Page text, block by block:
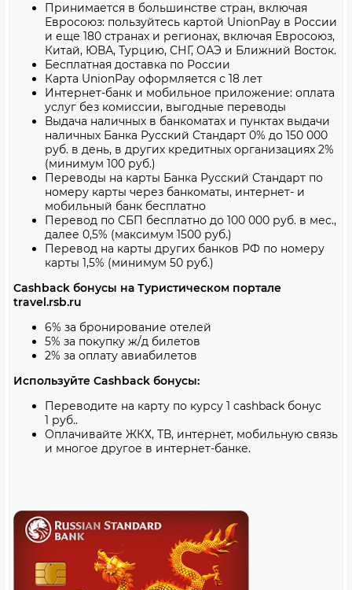
Принимается в большинстве стран, включая
Евросоюз: пользуйтесь картой UnionPay в России
и еще 180 странах и регионах, включая Евросоюз,
Китай, ЮВА, Турцию, СНГ, ОАЭ и Ближний Восток.
Бесплатная доставка по России
Карта UnionPay оформляется с 18 лет
Интернет-банк и мобильное приложение: оплата
услуг без комиссии, выгодные переводы
Выдача наличных в банкоматах и пунктах выдачи
наличных Банка Русский Стандарт 0% до 150 000
руб. в день, в других кредитных организациях 2%
(минимум 100 руб.)
Переводы на карты Банка Русский Стандарт по
номеру карты через банкоматы, интернет- и
мобильный банк бесплатно
Перевод по СБП бесплатно до 100 000 руб. в мес.,
далее 0,5% (максимум 1500 руб.)
Перевод на карты других банков РФ по номеру
карты 1,5% (минимум 50 руб.)
Cashback бонусы на Туристическом портале
travel.rsb.ru
6% за бронирование отелей
5% за покупку ж/д билетов
2% за оплату авиабилетов
Используйте Cashback бонусы:
Переводите на карту по курсу 1 cashback бонус
1 руб..
Оплачивайте ЖКХ, ТВ, интернет, мобильную связь
и многое другое в интернет-банке.